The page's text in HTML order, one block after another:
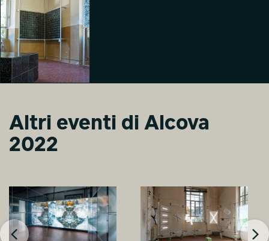
Common Sands
Altri eventi di Alcova
2022